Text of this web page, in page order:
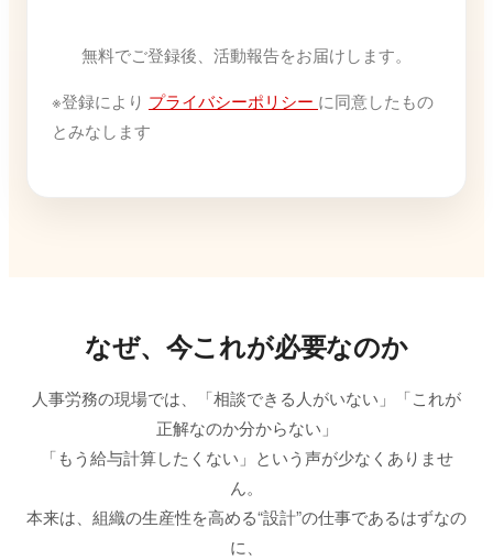
無料でご登録後、活動報告をお届けします。
※登録により プライバシーポリシー に同意したもの
とみなします
なぜ、今これが必要なのか
人事労務の現場では、「相談できる人がいない」「これが
正解なのか分からない」
「もう給与計算したくない」という声が少なくありませ
ん。
本来は、組織の生産性を高める“設計”の仕事であるはずなの
に、